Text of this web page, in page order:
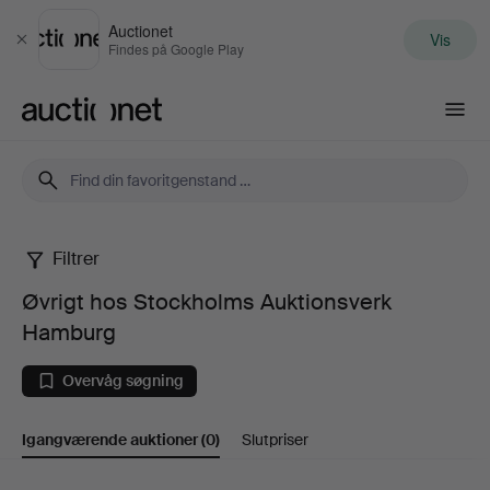
Luk
Auctionet
Findes på Google Play Vis
Øvrigt
hos
Stockholms
Auktionsverk
Filtrer
Øvrigt hos Stockholms Auktionsverk
Hamburg
Overvåg søgning
Igangværende auktioner(0) Slutpriser